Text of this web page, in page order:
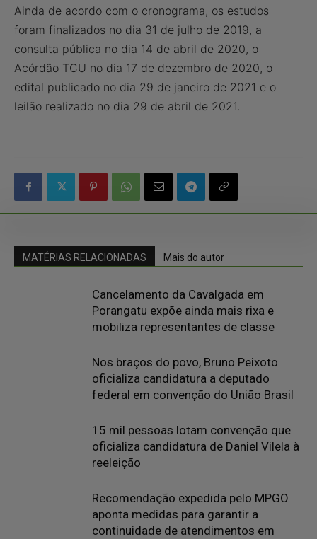
Ainda de acordo com o cronograma, os estudos
foram finalizados no dia 31 de julho de 2019, a
consulta pública no dia 14 de abril de 2020, o
Acórdão TCU no dia 17 de dezembro de 2020, o
edital publicado no dia 29 de janeiro de 2021 e o
leilão realizado no dia 29 de abril de 2021.
MATÉRIAS RELACIONADAS Mais do autor
Cancelamento da Cavalgada em
Porangatu expõe ainda mais rixa e
mobiliza representantes de classe
Nos braços do povo, Bruno Peixoto
oficializa candidatura a deputado
federal em convenção do União Brasil
15 mil pessoas lotam convenção que
oficializa candidatura de Daniel Vilela à
reeleição
Recomendação expedida pelo MPGO
aponta medidas para garantir a
continuidade de atendimentos em